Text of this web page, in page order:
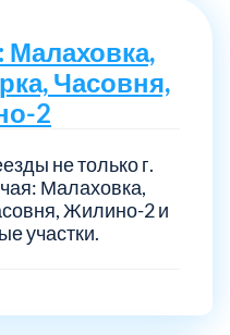
Часовня,
2
не только г.
Малаховка,
Жилино-2 и
участки.